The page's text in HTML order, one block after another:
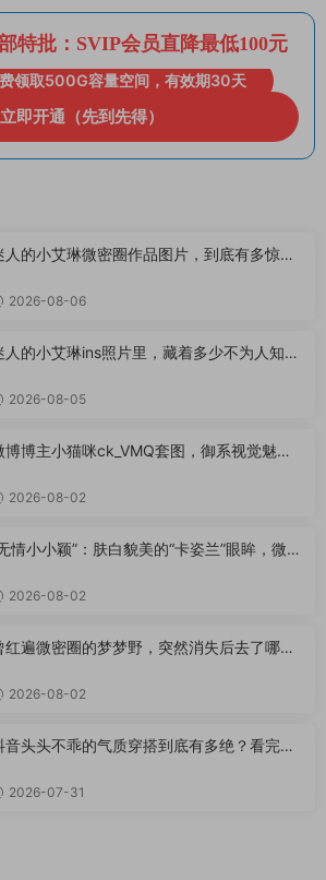
特批：SVIP会员直降最低100元
领取500G容量空间，有效期30天
立即开通（先到先得）
人的小艾琳微密圈作品图片，到底有多惊
2026-08-06
人的小艾琳ins照片里，藏着多少不为人知的
2026-08-05
博博主小猫咪ck_VMQ套图，御系视觉魅力
2026-08-02
情小小颖”：肤白貌美的“卡姿兰”眼眸，微密
2026-08-02
红遍微密圈的梦梦野，突然消失后去了哪
2026-08-02
音头头不乖的气质穿搭到底有多绝？看完想
2026-07-31